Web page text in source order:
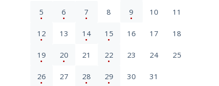
5 6 7 8 9 10 11
12 13 14 15 16 17 18
19 20 21 22 23 24 25
26 27 28 29 30 31